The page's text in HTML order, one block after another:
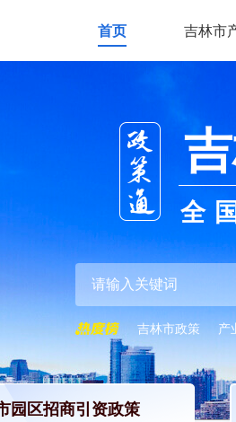
首页 吉林市
全
吉林市政策 产
园区招商引资政策